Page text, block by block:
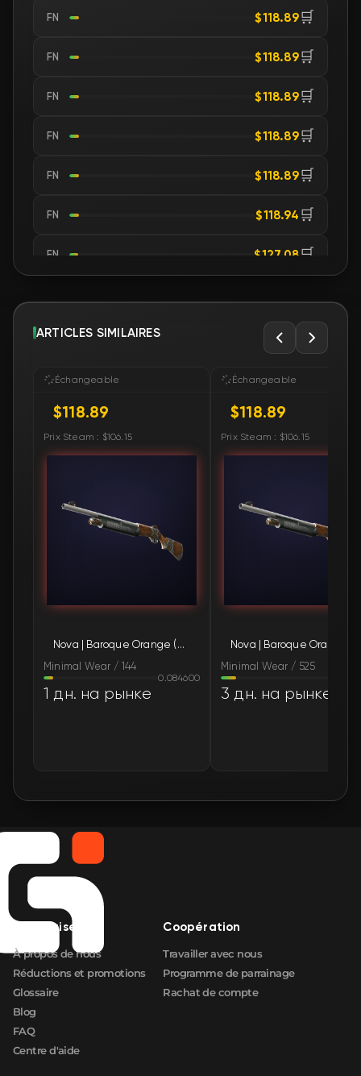
FN $118.89🛒
FN $118.89🛒
FN $118.89🛒
FN $118.89🛒
FN $118.89🛒
FN $118.94 🛒
FN $127.08🛒
FN $159.59 🛒
FN $159.59
FN $159.59
FN $172.41🛒
$271.31🛒
FN $271.39🛒
ARTICLES SIMILAIRES
Échangeable
$118.89
Prix Steam : $106.15
Nova | Baroque Orange (Minimal Wear)
Minimal Wear / 144
0.084600
1 дн. на рынке
Échangeable
$118.89
Prix Steam : $106.15
Minimal Wear / 525
3 дн. на рынке
Entreprise
À propos de nous
Réductions et promotions
Glossaire
Blog
FAQ
Centre d'aide
Coopération
Travailler avec nous
Programme de parrainage
Rachat de compte